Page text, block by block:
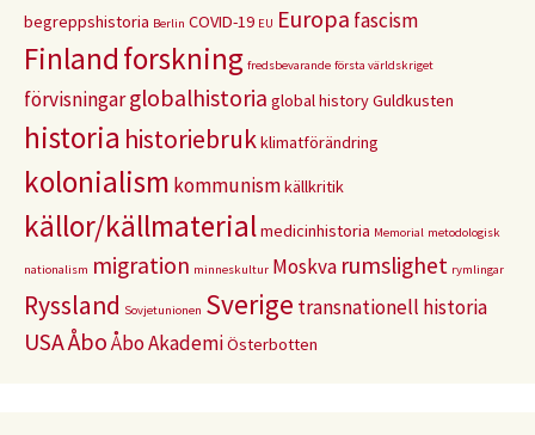
begreppshistoria Berlin COVID-19 EU Europa fascism
Finlandforskning fredsbevarande första världskriget
förvisningarglobalhistoria global historyGuldkusten
historia historiebrukklimatförändring
kolonialism kommunismkällkritik
källor/källmaterialmedicinhistoria Memorial metodologisk
nationalism migration minneskultur Moskva rumslighet rymlingar
Ryssland Sovjetunionen Sverige transnationell historia
USAÅboÅbo AkademiÖsterbotten